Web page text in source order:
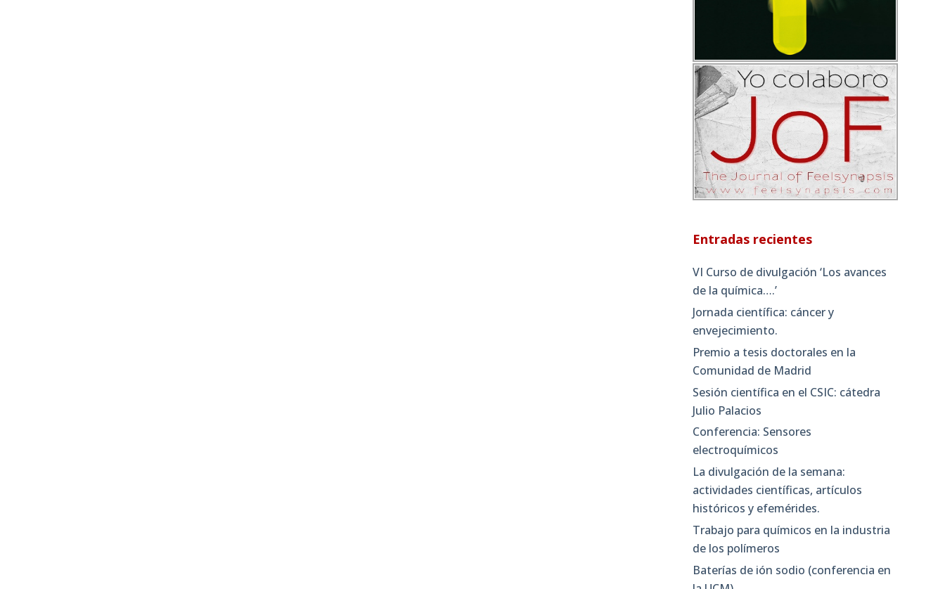
Entradas recientes
VI Curso de divulgación ‘Los avances
de la química….’
Jornada científica: cáncer y
envejecimiento.
Premio a tesis doctorales en la
Comunidad de Madrid
Sesión científica en el CSIC: cátedra
Julio Palacios
Conferencia: Sensores
electroquímicos
La divulgación de la semana:
actividades científicas, artículos
históricos y efemérides.
Trabajo para químicos en la industria
de los polímeros
Baterías de ión sodio (conferencia en